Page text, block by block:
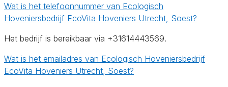
Wat is het telefoonnummer van Ecologisch
Hoveniersbedrijf EcoVita Hoveniers Utrecht, Soest?
Het bedrijf is bereikbaar via +31614443569.
Wat is het emailadres van Ecologisch Hoveniersbedrijf
EcoVita Hoveniers Utrecht, Soest?